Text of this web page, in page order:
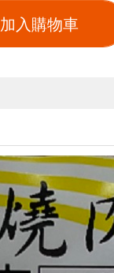
加入購物車